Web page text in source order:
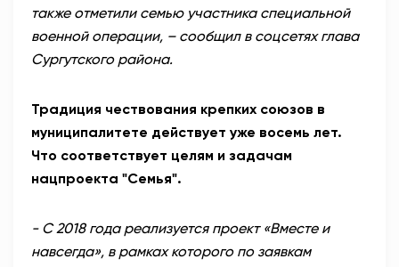
также отметили семью участника специальной
военной операции, – сообщил в соцсетях глава
Сургутского района.
Традиция чествования крепких союзов в
муниципалитете действует уже восемь лет.
Что соответствует целям и задачам
нацпроекта "Семья".
- С 2018 года реализуется проект «Вместе и
навсегда», в рамках которого по заявкам